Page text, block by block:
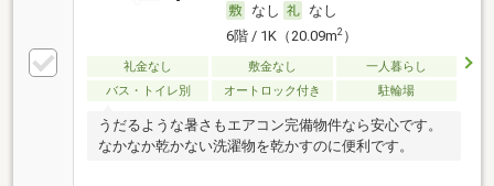
なし
なし
6階 / 1K（20.09m2）
礼金なし 敷金なし
一人暮らし
バス・トイレ別
オートロック付き 駐輪場
うだるような暑さもエアコン完備物件なら安心です。
なかなか乾かない洗濯物を乾かすのに便利です。